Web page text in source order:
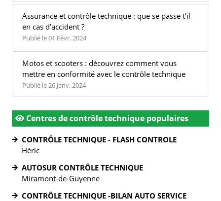
Assurance et contrôle technique : que se passe t’il
en cas d’accident ?
Publié le 01 Févr. 2024
Motos et scooters : découvrez comment vous
mettre en conformité avec le contrôle technique
Publié le 26 Janv. 2024
Centres de contrôle technique populaires
CONTRÔLE TECHNIQUE - FLASH CONTROLE
Héric
AUTOSUR CONTRÔLE TECHNIQUE
Miramont-de-Guyenne
CONTRÔLE TECHNIQUE -BILAN AUTO SERVICE